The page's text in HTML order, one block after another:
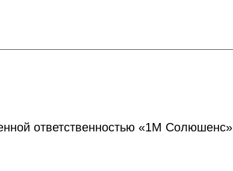
ответственностью «1М Солюшенс»